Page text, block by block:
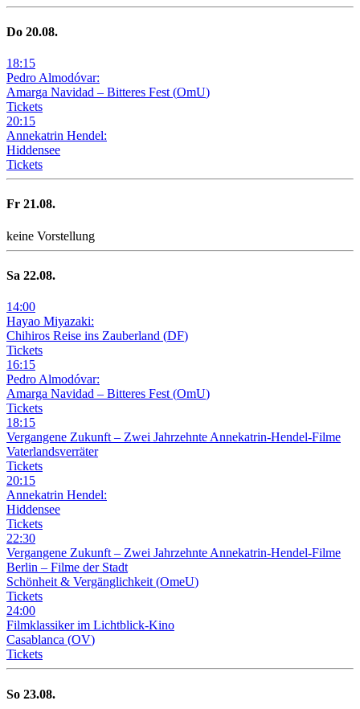
Do 20.08.
18:15
Pedro Almodóvar:
Amarga Navidad – Bitteres Fest (OmU)
Tickets
20:15
Annekatrin Hendel:
Hiddensee
Tickets
Fr 21.08.
keine Vorstellung
Sa 22.08.
14:00
Hayao Miyazaki:
Chihiros Reise ins Zauberland (DF)
Tickets
16:15
Pedro Almodóvar:
Amarga Navidad – Bitteres Fest (OmU)
Tickets
18:15
Vergangene Zukunft – Zwei Jahrzehnte Annekatrin-Hendel-Filme
Vaterlandsverräter
Tickets
20:15
Annekatrin Hendel:
Hiddensee
Tickets
22:30
Vergangene Zukunft – Zwei Jahrzehnte Annekatrin-Hendel-Filme
Berlin – Filme der Stadt
Schönheit & Vergänglichkeit (OmeU)
Tickets
24:00
Filmklassiker im Lichtblick-Kino
Casablanca (OV)
Tickets
So 23.08.